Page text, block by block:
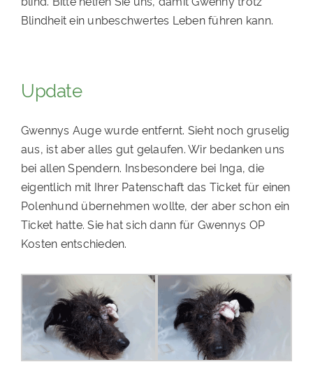
Blindheit ein unbeschwertes Leben führen kann.
Update
Gwennys Auge wurde entfernt. Sieht noch gruselig
aus, ist aber alles gut gelaufen. Wir bedanken uns
bei allen Spendern. Insbesondere bei Inga, die
eigentlich mit Ihrer Patenschaft das Ticket für einen
Polenhund übernehmen wollte, der aber schon ein
Ticket hatte. Sie hat sich dann für Gwennys OP
Kosten entschieden.